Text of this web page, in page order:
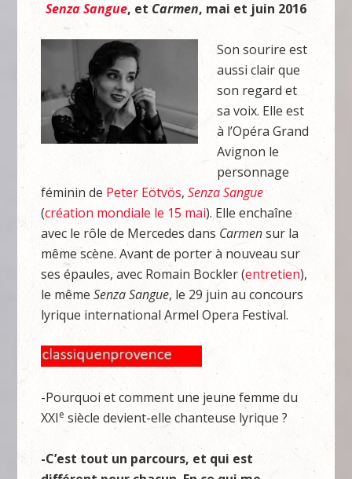
Senza Sangue, et Carmen, mai et juin 2016
Son sourire est
aussi clair que
son regard et
sa voix. Elle est
à l’Opéra Grand
Avignon le
personnage
féminin de Peter Eötvös,Senza Sangue
(création mondiale le 15 mai). Elle enchaîne
avec le rôle de Mercedes dans Carmensur la
même scène. Avant de porter à nouveau sur
ses épaules, avec Romain Bockler (entretien),
le mêmeSenza Sangue, le 29 juin au concours
lyrique international Armel Opera Festival.
-Pourquoi et comment une jeune femme du
XXIe siècle devient-elle chanteuse lyrique ?
-C’est tout un parcours, et qui est